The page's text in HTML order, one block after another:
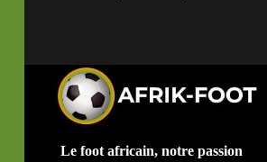
Le foot africain, notre passion